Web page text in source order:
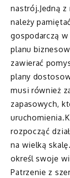
nastrój.Jedną
należy
gospodarczą
planu
zawierać
plany
musi również
zapasowych,
rozpocząć
na wielką
określ swoje
Patrzenie z